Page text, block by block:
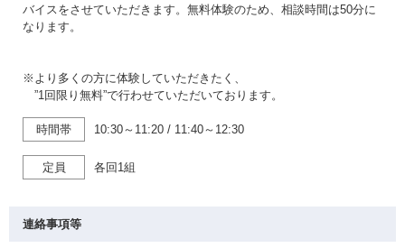
バイスをさせていただきます。無料体験のため、相談時間は50分に
なります。
※より多くの方に体験していただきたく、
”1回限り無料”で行わせていただいております。
時間帯 10:30～11:20 / 11:40～12:30
定員 各回1組
連絡事項等